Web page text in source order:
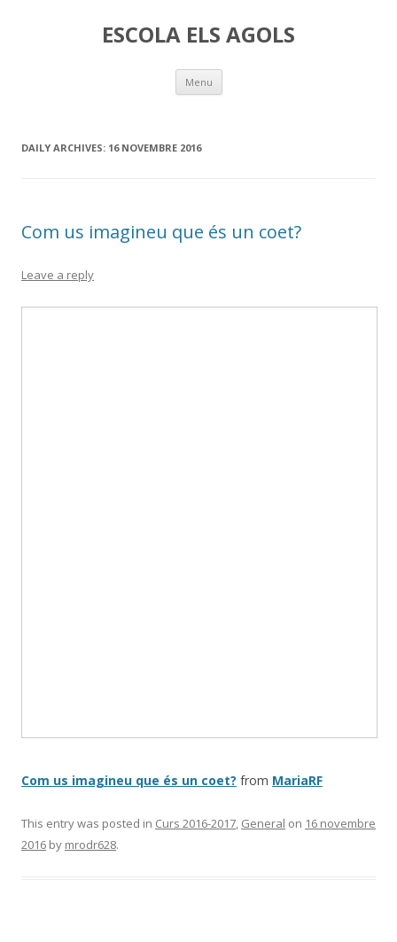
ESCOLA ELS AGOLS
Menu Skip
content
DAILY ARCHIVES: 16 NOVEMBRE 2016
Com us imagineu que és un coet?
Leave a reply
Com us imagineu que és un coet? from MariaRF
This entry was posted in Curs 2016-2017, General on 16 novembre
2016 by mrodr628.